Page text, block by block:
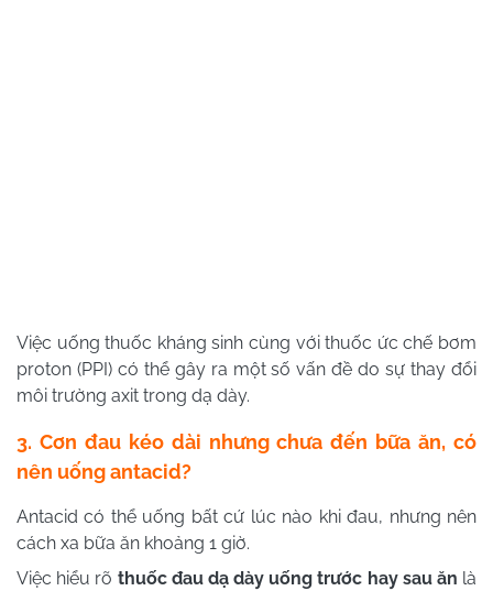
Việc uống thuốc kháng sinh cùng với thuốc ức chế bơm
proton (PPI) có thể gây ra một số vấn đề do sự thay đổi
môi trường axit trong dạ dày.
3. Cơn đau kéo dài nhưng chưa đến bữa ăn, có
nên uống antacid?
Antacid có thể uống bất cứ lúc nào khi đau, nhưng nên
cách xa bữa ăn khoảng 1 giờ.
Việc hiểu rõ thuốc đau dạ dày uống trước hay sau ăn là